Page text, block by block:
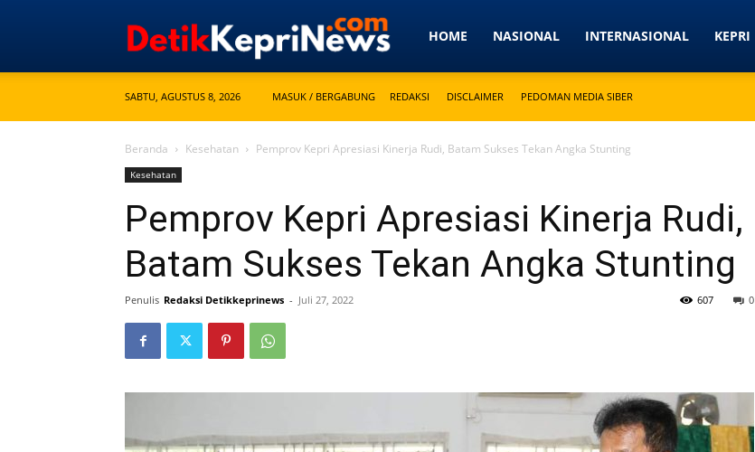
Detikkeprinews.com
HOME NASIONAL INTERNASIONAL KEPRI
SABTU, AGUSTUS 8, 2026 MASUK / BERGABUNG REDAKSI DISCLAIMER PEDOMAN MEDIA SIBER
Beranda Kesehatan Pemprov Kepri Apresiasi Kinerja Rudi, Batam Sukses Tekan Angka Stunting
Kesehatan
Pemprov Kepri Apresiasi Kinerja Rudi,
Batam Sukses Tekan Angka Stunting
Penulis Redaksi Detikkeprinews - Juli 27, 2022 0
607